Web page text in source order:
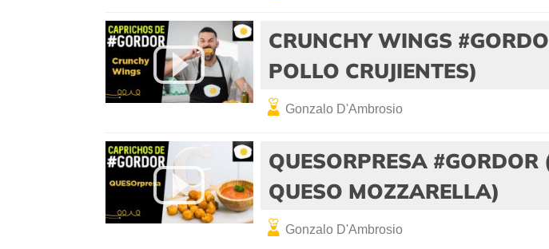
CRUNCHY WINGS
POLLO CRUJIENTES)
Gonzalo D'Ambrosio
QUESORPRESA #GORDOR
QUESO MOZZARELLA)
Gonzalo D'Ambrosio